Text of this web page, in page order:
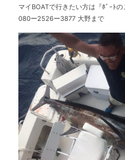
マイBOATで行きたい方は『ﾎﾞｰﾄ
080ー2526ー3877 大野まで